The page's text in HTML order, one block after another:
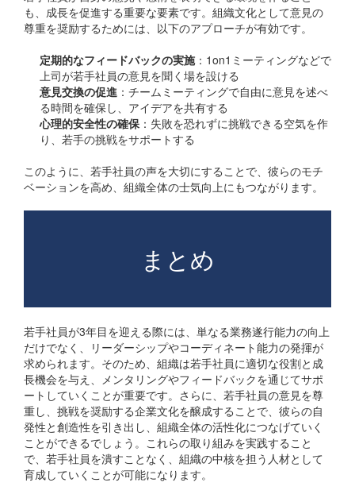
も、成長を促進する重要な要素です。組織文化として意見の
尊重を奨励するためには、以下のアプローチが有効です。
定期的なフィードバックの実施：1on1ミーティングなどで
上司が若手社員の意見を聞く場を設ける
意見交換の促進 ：チームミーティングで自由に意見を述べ
る時間を確保し、アイデアを共有する
心理的安全性の確保 ：失敗を恐れずに挑戦できる空気を作
り、若手の挑戦をサポートする
このように、若手社員の声を大切にすることで、彼らのモチ
ベーションを高め、組織全体の士気向上にもつながります。
まとめ
若手社員が3年目を迎える際には、単なる業務遂行能力の向上
だけでなく、リーダーシップやコーディネート能力の発揮が
求められます。そのため、組織は若手社員に適切な役割と成
長機会を与え、メンタリングやフィードバックを通じてサポ
ートしていくことが重要です。さらに、若手社員の意見を尊
重し、挑戦を奨励する企業文化を醸成することで、彼らの自
発性と創造性を引き出し、組織全体の活性化につなげていく
ことができるでしょう。これらの取り組みを実践すること
で、若手社員を潰すことなく、組織の中核を担う人材として
育成していくことが可能になります。